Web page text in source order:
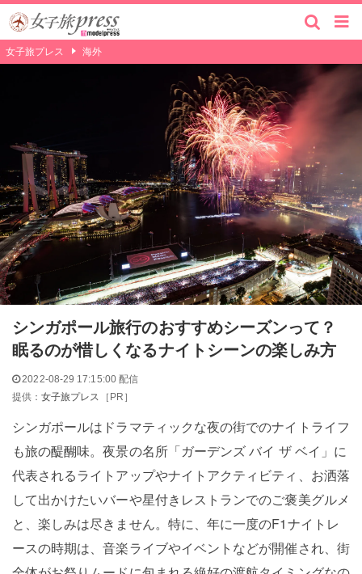
女子旅プレス 海外
シンガポール旅行のおすすめシーズンって？
眠るのが惜しくなるナイトシーンの楽しみ方
2022-08-29 17:15:00 配信
提供：女子旅プレス ［PR］
シンガポールはドラマティックな夜の街でのナイトライフ
も旅の醍醐味。夜景の名所「ガーデンズ バイ ザ ベイ」に
代表されるライトアップやナイトアクティビティ、お洒落
して出かけたいバーや星付きレストランでのご褒美グルメ
と、楽しみは尽きません。特に、年に一度のF1ナイトレ
ースの時期は、音楽ライブやイベントなどが開催され、街